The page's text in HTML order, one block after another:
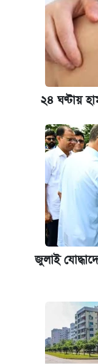
২৪ ঘণ্টায়
জুলাই